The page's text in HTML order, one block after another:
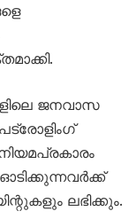
ജനവാസ
ലഭിക്കും.